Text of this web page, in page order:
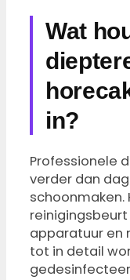
Wat
in?
Professionele
verder dan
schoonmaken.
apparatuur en
tot in detail